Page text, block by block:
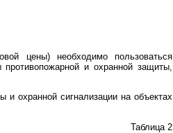
цены) необходимо пользоваться
и охранной защиты,
охранной сигнализации на объектах
Таблица 2